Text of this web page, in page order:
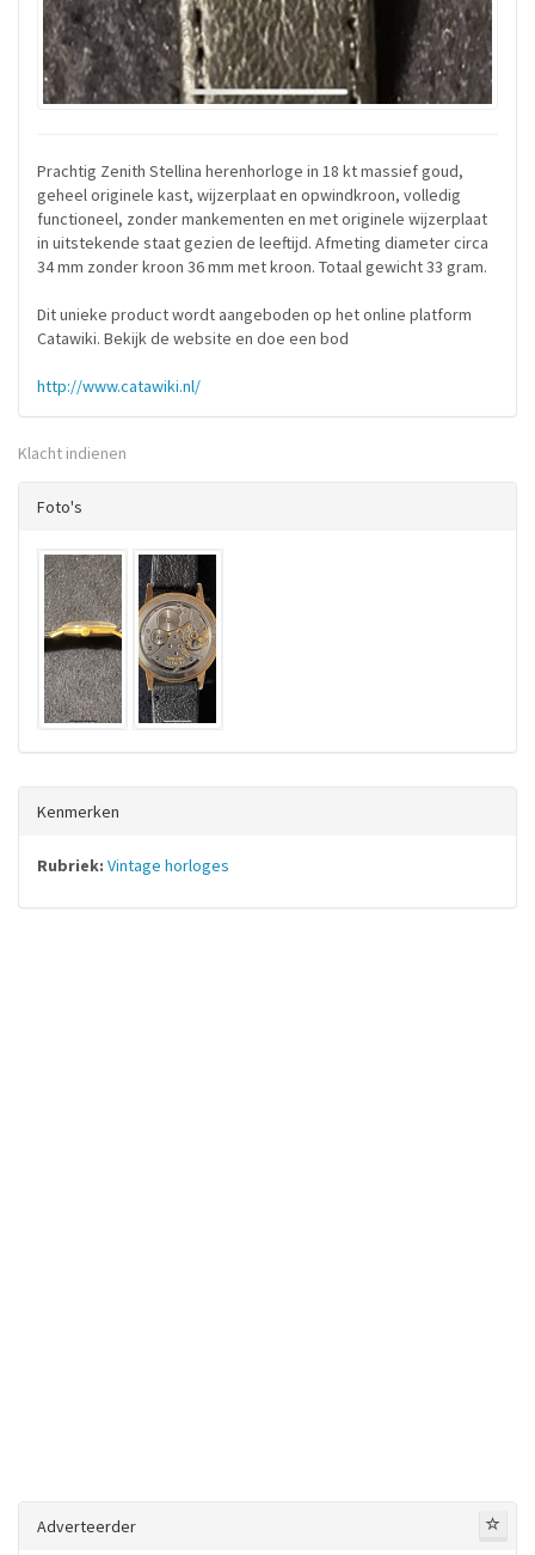
Prachtig Zenith Stellina herenhorloge in 18 kt massief goud,
geheel originele kast, wijzerplaat en opwindkroon, volledig
functioneel, zonder mankementen en met originele wijzerplaat
in uitstekende staat gezien de leeftijd. Afmeting diameter circa
34 mm zonder kroon 36 mm met kroon. Totaal gewicht 33 gram.
Dit unieke product wordt aangeboden op het online platform
Catawiki. Bekijk de website en doe een bod
http://www.catawiki.nl/
Klacht indienen
Foto's
Kenmerken
Rubriek: Vintage horloges
Adverteerder